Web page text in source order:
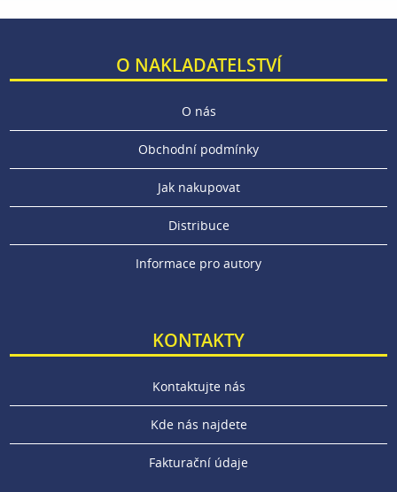
O NAKLADATELSTVÍ
O nás
Obchodní podmínky
Jak nakupovat
Distribuce
Informace pro autory
KONTAKTY
Kontaktujte nás
Kde nás najdete
Fakturační údaje